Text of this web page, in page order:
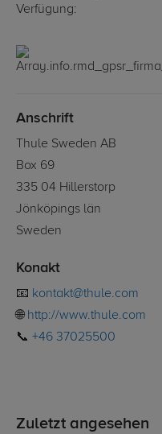
Verfügung:
Anschrift
Thule Sweden AB
Box 69
335 04 Hillerstorp
Jönköpings län
Sweden
Konakt
📧 kontakt@thule.com
🌐 http://www.thule.com
📞 +46 37025500
Zuletzt angesehen